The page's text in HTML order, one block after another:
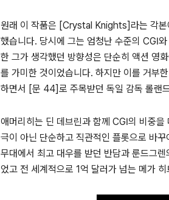
원래 이 작품은 [Crystal Knights] 라는 각
했습니다. 당시에 그는 엄청난 수준의 CGI
한 그가 생각했던 방향성은 단순히 액션 영
를 가미한 것이었습니다. 하지만 이를 거부
하면서 [문 44]로 주목받던 독일 감독 롤랜
애머리히는 딘 데브린과 함께 CGI의 비중을
극이 아닌 단순하고 직관적인 플롯으로 바
무대에서 최고 대우를 받던 반담과 룬드그
었고 전 세계적으로 1억 달러가 넘는 메가